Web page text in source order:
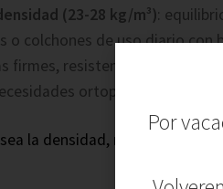
(23-28 kg/m³):
o colchones de uso diario con
firmes, resistentes y
ortopédicas.
la densidad, mayor será la
Por